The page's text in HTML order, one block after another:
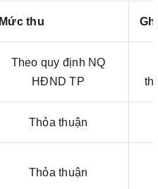
Mức thu
Theo quy định NQ
HĐND TP
Thỏa thuận
Thỏa thuận